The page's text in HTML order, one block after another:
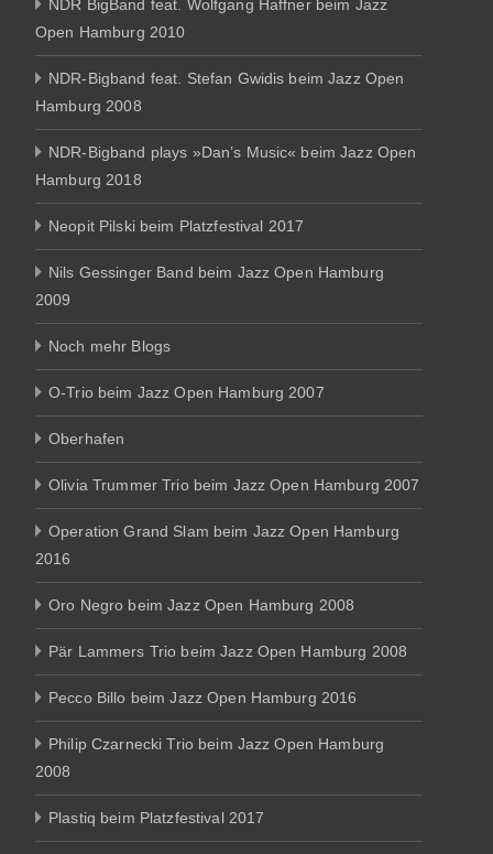
NDR BigBand feat. Wolfgang Haffner beim Jazz
Open Hamburg 2010
NDR-Bigband feat. Stefan Gwidis beim Jazz Open
Hamburg 2008
NDR-Bigband plays »Dan’s Music« beim Jazz Open
Hamburg 2018
Neopit Pilski beim Platzfestival 2017
Nils Gessinger Band beim Jazz Open Hamburg
2009
Noch mehr Blogs
O-Trio beim Jazz Open Hamburg 2007
Oberhafen
Olivia Trummer Trio beim Jazz Open Hamburg 2007
Operation Grand Slam beim Jazz Open Hamburg
2016
Oro Negro beim Jazz Open Hamburg 2008
Pär Lammers Trio beim Jazz Open Hamburg 2008
Pecco Billo beim Jazz Open Hamburg 2016
Philip Czarnecki Trio beim Jazz Open Hamburg
2008
Plastiq beim Platzfestival 2017